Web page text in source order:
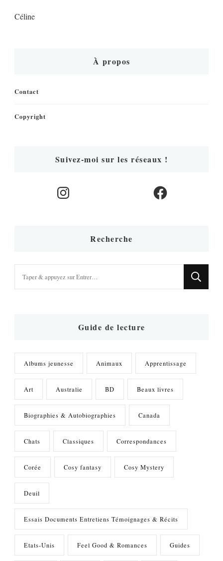
Céline
À propos
Contact
Copyright
Suivez-moi sur les réseaux !
Instagram Facebook
Recherche
Guide de lecture
Albums jeunesse Animaux Apprentissage
Art Australie BD Beaux livres
Biographies & Autobiographies Canada
Chats Classiques Correspondances
Corée Cosy fantasy Cosy Mystery
Deuil
Essais Documents Entretiens Témoignages & Récits
Etats-Unis Feel Good & Romances Guides